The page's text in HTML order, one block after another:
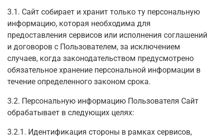
3.1. Сайт собирает и хранит только ту персональную
информацию, которая необходима для
предоставления сервисов или исполнения соглашений
и договоров с Пользователем, за исключением
случаев, когда законодательством предусмотрено
обязательное хранение персональной информации в
течение определенного законом срока.
3.2. Персональную информацию Пользователя Сайт
обрабатывает в следующих целях:
3.2.1. Идентификация стороны в рамках сервисов,